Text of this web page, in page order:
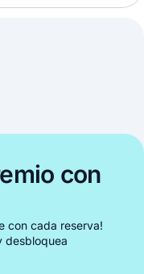
con
con cada reserva!
desbloquea